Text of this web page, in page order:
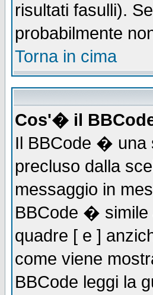
risultati fasulli).
probabilmente
Torna in cima
Cos'� il
Il BBCode � una
precluso dalla
messaggio in
BBCode � simile
quadre [ e ]
come viene
BBCode leggi la